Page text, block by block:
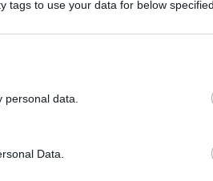
tags to use your data for below
data.
Data.
Εμπορίου της
του Δ.Σ. της BASF SE, θα
ελληνική